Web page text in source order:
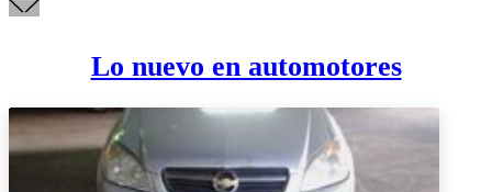
Lo nuevo en automotores